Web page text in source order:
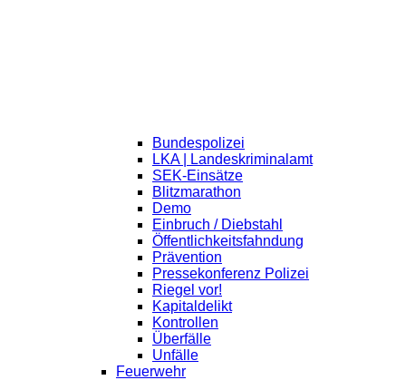
Bundespolizei
LKA | Landeskriminalamt
SEK-Einsätze
Blitzmarathon
Demo
Einbruch / Diebstahl
Öffentlichkeitsfahndung
Prävention
Pressekonferenz Polizei
Riegel vor!
Kapitaldelikt
Kontrollen
Überfälle
Unfälle
Feuerwehr